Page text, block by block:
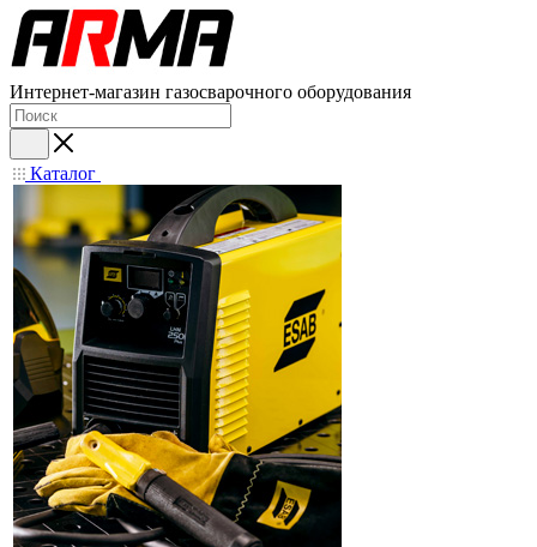
Интернет-магазин газосварочного оборудования
Каталог